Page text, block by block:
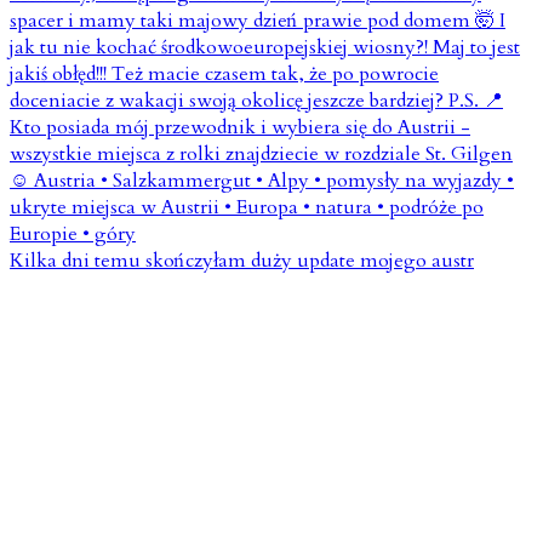
Kilka dni temu skończyłam duży update mojego austr